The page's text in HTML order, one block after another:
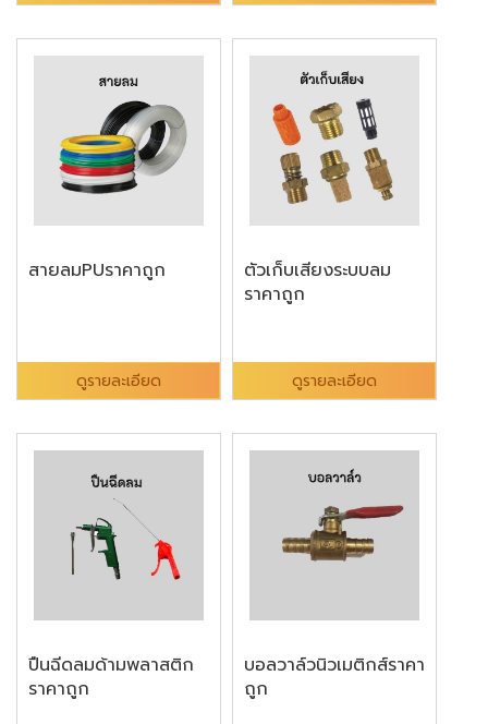
สายลมPUราคาถูก
ดูรายละเอียด
ตัวเก็บเสียงระบบลม
ราคาถูก
ดูรายละเอียด
ปืนฉีดลมด้ามพลาสติก
ราคาถูก
บอลวาล์วนิวเมติกส์ราคา
ถูก